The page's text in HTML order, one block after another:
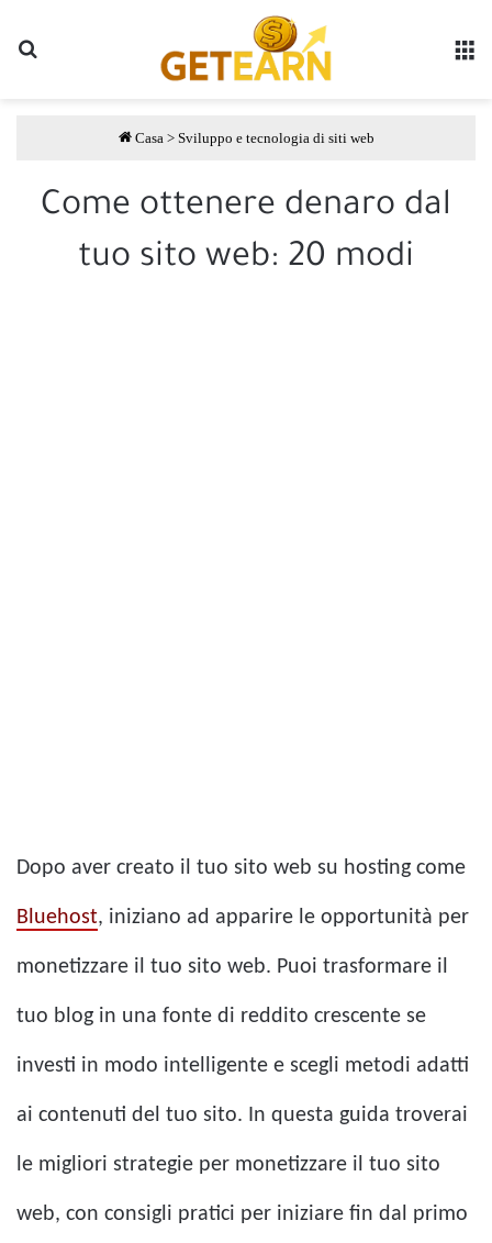
Casa > Sviluppo e tecnologia di siti web
Come ottenere denaro dal
tuo sito web: 20 modi
Dopo aver creato il tuo sito web su hosting come
Bluehost, iniziano ad apparire le opportunità per
monetizzare il tuo sito web. Puoi trasformare il
tuo blog in una fonte di reddito crescente se
investi in modo intelligente e scegli metodi adatti
ai contenuti del tuo sito. In questa guida troverai
le migliori strategie per monetizzare il tuo sito
web, con consigli pratici per iniziare fin dal primo